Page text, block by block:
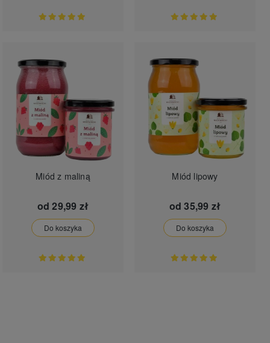
Miód z maliną
od 29,99 zł
Do koszyka
Miód lipowy
od 35,99 zł
Do koszyka